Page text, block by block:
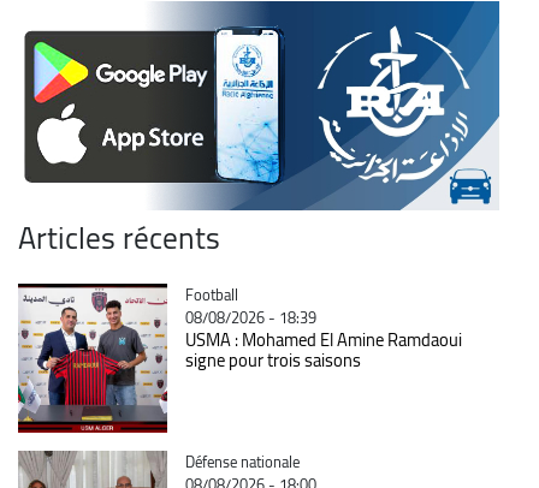
Articles récents
Catégorie
Football
08/08/2026 - 18:39
USMA : Mohamed El Amine Ramdaoui
signe pour trois saisons
Catégorie
Défense nationale